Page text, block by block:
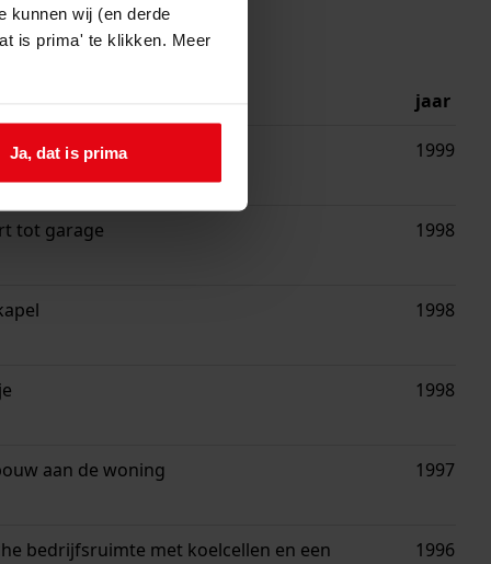
kunnen wij (en derde
is prima' te klikken. Meer
Ja, dat is prima
jaar
1999
tot garage 1998
1998
1998
aan de woning 1997
bedrijfsruimte met koelcellen en een 1996